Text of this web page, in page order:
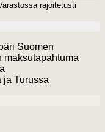
rajoitetusti
Suomen
maksutapahtuma
ja Turussa